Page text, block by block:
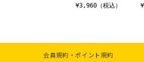
¥3,960（税込）
会員規約・ポイント規約